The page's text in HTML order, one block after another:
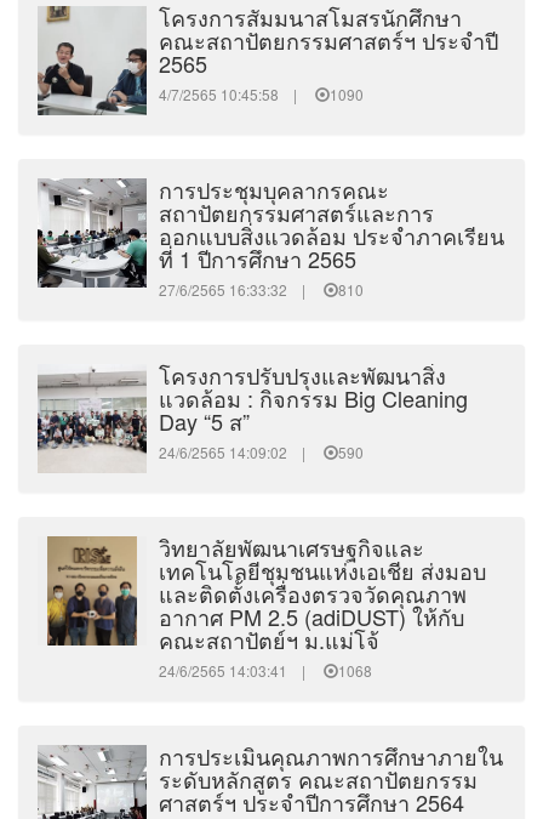
โครงการสัมมนาสโมสรนักศึกษา
คณะสถาปัตยกรรมศาสตร์ฯ ประจำปี
2565
4/7/2565 10:45:58 | 1090
การประชุมบุคลากรคณะ
สถาปัตยกรรมศาสตร์และการ
ออกแบบสิ่งแวดล้อม ประจำภาคเรียน
ที่ 1 ปีการศึกษา 2565
27/6/2565 16:33:32 | 810
โครงการปรับปรุงและพัฒนาสิ่ง
แวดล้อม : กิจกรรม Big Cleaning
Day “5 ส”
24/6/2565 14:09:02 | 590
วิทยาลัยพัฒนาเศรษฐกิจและ
เทคโนโลยีชุมชนแห่งเอเชีย ส่งมอบ
และติดตั้งเครื่องตรวจวัดคุณภาพ
อากาศ PM 2.5 (adiDUST) ให้กับ
คณะสถาปัตย์ฯ ม.แม่โจ้
24/6/2565 14:03:41 | 1068
การประเมินคุณภาพการศึกษาภายใน
ระดับหลักสูตร คณะสถาปัตยกรรม
ศาสตร์ฯ ประจำปีการศึกษา 2564